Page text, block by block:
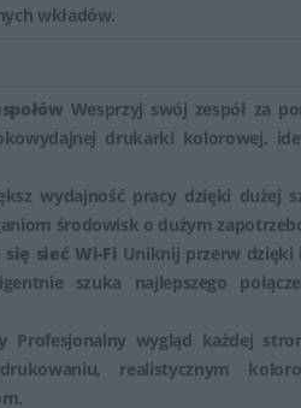
firmach ze względu na
jakość wydruku oraz
funkcji.
oferują doskonałą jakość
chodzi o wydruki kolorowe,
modele drukarek HP
technologie atramentów,
kolory i ostrość detali.
wkładów.
Wesprzyj swój zespół za
drukarki kolorowej,
wydajność pracy dzięki dużej
środowisk o dużym
sieć Wi-Fi Uniknij przerw dzięki
szuka najlepszego
Profesjonalny wygląd każdej
realistycznym